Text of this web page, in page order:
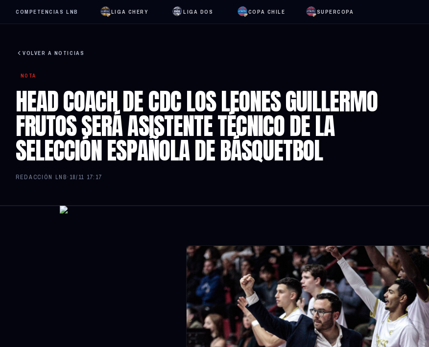
COMPETENCIAS LNB LIGA CHERY LIGA DOS COPA CHILE SUPERCOPA
VOLVER A NOTICIAS
NOTA
HEAD COACH DE CDC LOS LEONES GUILLERMO
FRUTOS SERÁ ASISTENTE TÉCNICO DE LA
SELECCIÓN ESPAÑOLA DE BÁSQUETBOL
REDACCIÓN LNB· 18/11 17:17